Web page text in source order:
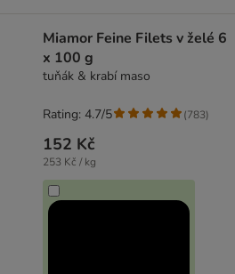
Miamor Feine Filets v želé 6
x 100 g
tuňák & krabí maso
152 Kč
253 Kč / kg
Rating: 4.7/5 (783)